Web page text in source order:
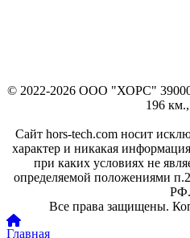
© 2022-2026 ООО "ХОРС"
196
Сайт hors-tech.com носит
характер и никакая
при каких условиях не
определяемой положениями
РФ.
Все права защищены.
Главная